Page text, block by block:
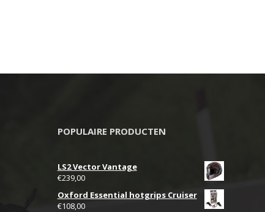
POPULAIRE PRODUCTEN
LS2 Vector Vantage
€239,00
Oxford Essential hotgrips Cruiser
€108,00